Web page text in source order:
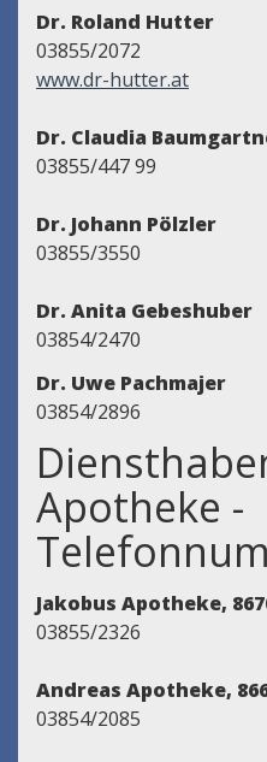
Dr. Roland Hutter
03855/2072
www.dr-hutter.at
Dr. Claudia
03855/447 99
Dr. Johann Pölzler
03855/3550
Dr. Anita Gebeshuber
03854/2470
Dr. Uwe Pachmajer
03854/2896
Apotheke -
Jakobus Apotheke,
03855/2326
Andreas Apotheke,
03854/2085